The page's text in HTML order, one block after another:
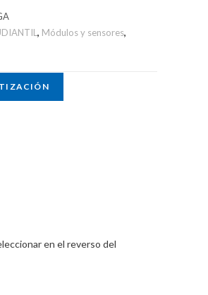
, Módulos y sensores,
en el reverso del